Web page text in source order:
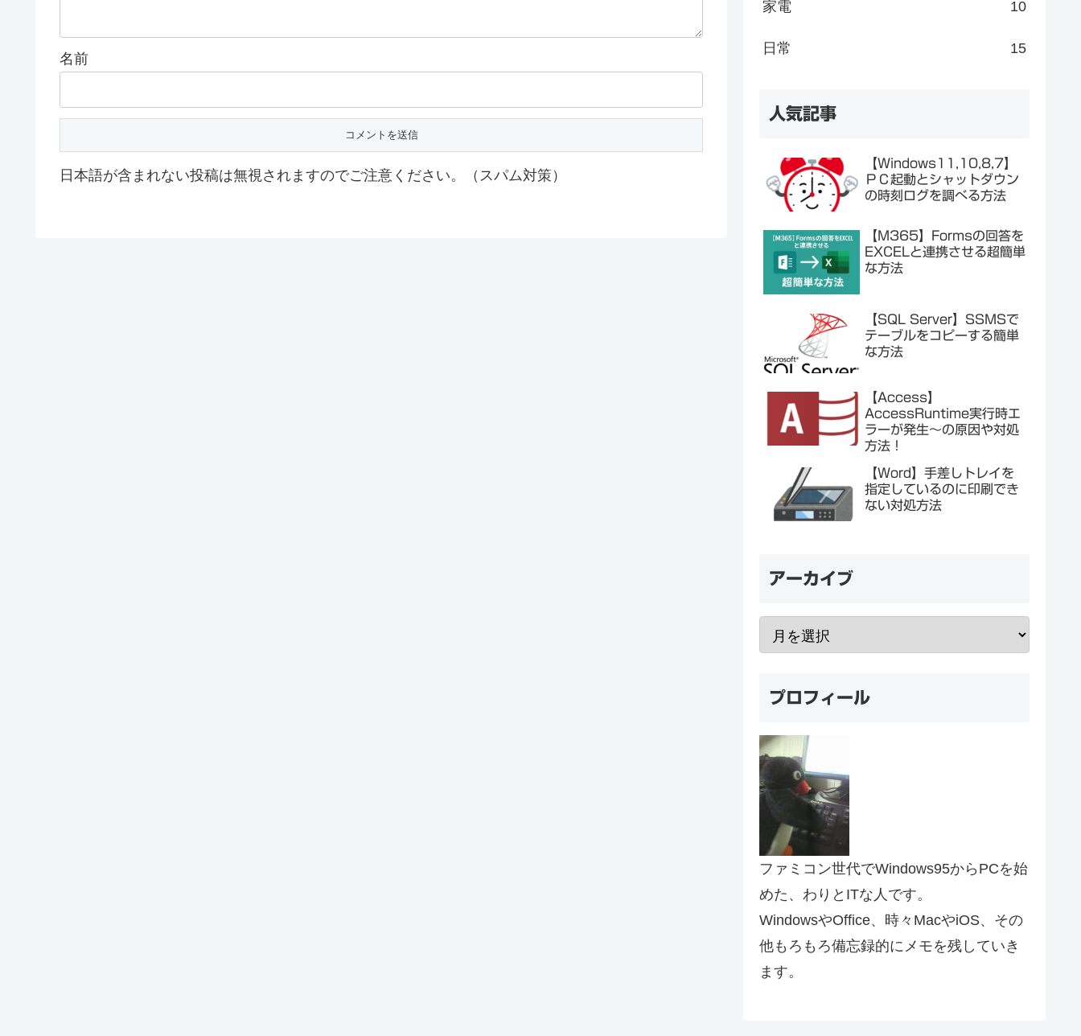
名前
日本語が含まれない投稿は無視されますのでご注意ください。（スパム対策）
家電 10
日常 15
人気記事
【Windows11,10,8,7】
ＰＣ起動とシャットダウン
の時刻ログを調べる方法
【M365】Formsの回答を
EXCELと連携させる超簡単
な方法
【SQL Server】SSMSで
テーブルをコピーする簡単
な方法
【Access】
AccessRuntime実行時エ
ラーが発生～の原因や対処
方法！
【Word】手差しトレイを
指定しているのに印刷でき
ない対処方法
アーカイブ
プロフィール
ファミコン世代でWindows95からPCを始
めた、わりとITな人です。
WindowsやOffice、時々MacやiOS、その
他もろもろ備忘録的にメモを残していき
ます。